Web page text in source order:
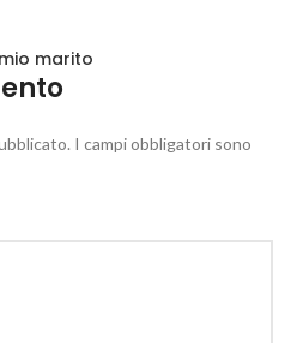
marito
I campi obbligatori sono